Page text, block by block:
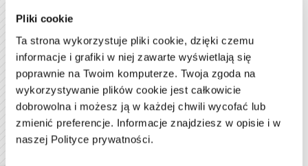
Pliki cookie
Ta strona wykorzystuje pliki cookie, dzięki czemu
informacje i grafiki w niej zawarte wyświetlają się
poprawnie na Twoim komputerze. Twoja zgoda na
wykorzystywanie plików cookie jest całkowicie
dobrowolna i możesz ją w każdej chwili wycofać lub
zmienić preferencje. Informacje znajdziesz w opisie i w
naszej Polityce prywatności.
użytkowników portalu LinkedIn!
Płatne kampanie reklamowe na LinkedIn nie mają
ściśle określonej ceny – koszt usługi zależy od kilku
czynników, między innymi indywidualnych preferencji
klienta dotyczących optymalizacji, konwersji czy
długości trwania kampanii. Całkowity budżet
przeznaczony na ten cel może zatem wynieść od
kilkuset złotych do nawet kilkunastu tysięcy w